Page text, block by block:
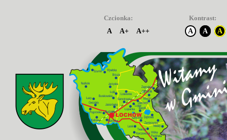
Czcionka:
A
A+ A++
Kontrast:
A
A A